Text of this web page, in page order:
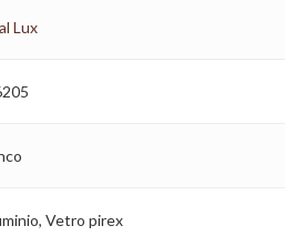
Lux
Vetro pirex